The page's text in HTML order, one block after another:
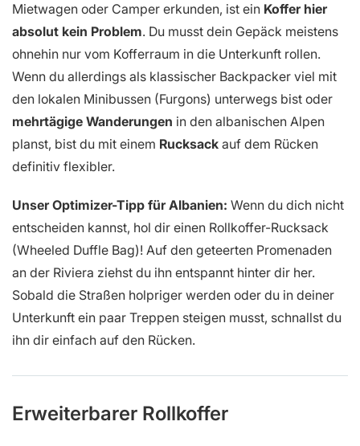
Mietwagen oder Camper erkunden, ist ein Koffer hier
absolut kein Problem. Du musst dein Gepäck meistens
ohnehin nur vom Kofferraum in die Unterkunft rollen.
Wenn du allerdings als klassischer Backpacker viel mit
den lokalen Minibussen (Furgons) unterwegs bist oder
mehrtägige Wanderungen in den albanischen Alpen
planst, bist du mit einem Rucksack auf dem Rücken
definitiv flexibler.
Unser Optimizer-Tipp für Albanien: Wenn du dich nicht
entscheiden kannst, hol dir einen Rollkoffer-Rucksack
(Wheeled Duffle Bag)! Auf den geteerten Promenaden
an der Riviera ziehst du ihn entspannt hinter dir her.
Sobald die Straßen holpriger werden oder du in deiner
Unterkunft ein paar Treppen steigen musst, schnallst du
ihn dir einfach auf den Rücken.
Erweiterbarer Rollkoffer